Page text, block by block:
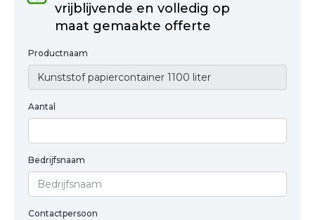
vrijblijvende en volledig op
maat gemaakte offerte
Productnaam
Aantal
Bedrijfsnaam
Contactpersoon